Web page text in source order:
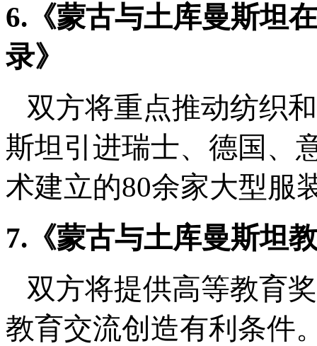
6.《蒙古与土库曼斯坦
录》
双方将重点推动纺织
斯坦引进瑞士、德国、
术建立的80余家大型服
7.《蒙古与土库曼斯坦
双方将提供高等教育
教育交流创造有利条件